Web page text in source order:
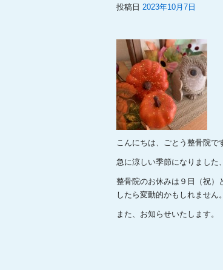
投稿日 2023年10月7日
こんにちは、ごとう整骨院で
急に涼しい季節になりました
整骨院のお休みは９日（祝）
したら変動的かもしれません。
また、お知らせいたします。